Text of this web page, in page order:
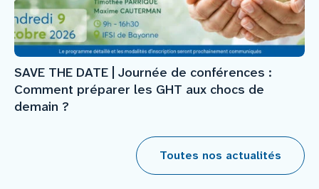
SAVE THE DATE | Journée de conférences :
Comment préparer les GHT aux chocs de
demain ?
Toutes nos actualités